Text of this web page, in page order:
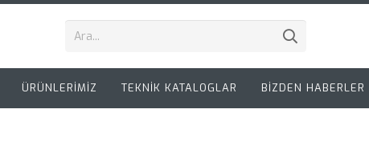
ÜRÜNLERİMİZ TEKNİK KATALOGLAR BİZDEN HABERLER